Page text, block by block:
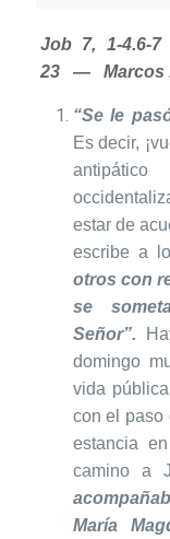
Job 7, 1-
23 — Marcos
“Se le
Es decir,
estar de
escribe a
otros con
se
Señor”.
domingo
vida
con el paso
estancia
camino a
María